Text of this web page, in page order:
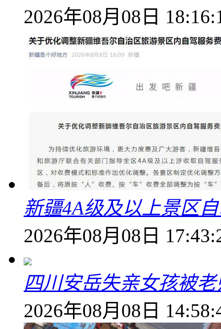
2026年08月08日
新疆4A级及以上景区
2026年08月08日
四川安岳失亲女孩被
2026年08月08日